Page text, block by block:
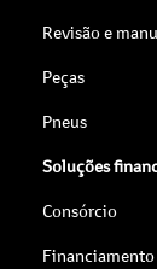
Revisão e
Peças
Pneus
Soluções
Consórcio
Financiamento